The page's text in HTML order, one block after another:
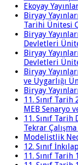
Ekoyay
Biryay
Tarihi Ünitesi
Biryay
Devletleri
Biryay
Devletleri
Biryay
ve Uygarlığı
Biryay
11. Sınıf Tarih
MEB Senaryo
11. Sınıf
Tekrar Çalışma
Modelistlik
12. Sınıf
11. Sınıf Tarih